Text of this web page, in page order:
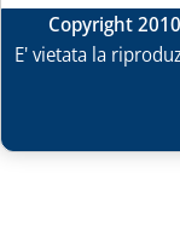
Copyright 2010
E' vietata la